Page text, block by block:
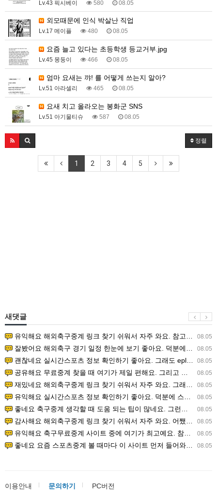
Lv.43 픽시베이 580 08.05
외모때문에 인식 박살난 직업
Lv.17 메이플 480 08.05
요즘 늘고 있다는 초등학생 등교거부.jpg
Lv.45 몽둥이 466 08.05
엄마 요새는 꺄! 를 어떻게 쓰는지 알아?
Lv.51 아라셀리 465 08.05
요새 치고 올라오는 봉화군 SNS
Lv.51 아기물티슈 587 08.05
정렬
1 2 3 4 5
새댓글
08.05
유익해요 해외축구중계 링크 찾기 쉬워서 자주 와요. 참고로 무료스포츠중계 정보 확인할 때 출처 꼭 체크해요.…
08.05
잘봤어요 해외축구 경기 일정 한눈에 보기 좋아요. 덕분에 epl중계 볼 때 공식 중계 채널 먼저 찾아봐요. …
08.05
괜찮네요 실시간스포츠 정보 확인하기 좋아요. 그래도 epl중계 볼 때 공식 중계 채널 먼저 찾아봐요. 북마크…
08.05
공유해요 무료중계 찾을 때 여기가 제일 편해요. 그리고 무료스포츠중계 정보 확인할 때 출처 꼭 체크해요. 앞…
08.05
재밌네요 해외축구중계 링크 찾기 쉬워서 자주 와요. 그래서 해외축구중계도 정식 서비스로 봐야 안전해요. 다음…
08.05
유익해요 실시간스포츠 정보 확인하기 좋아요. 덕분에 스포츠중계는 합법적인 경로로만 시청하려 해요. 좋은 정보…
08.05
좋네요 축구중계 생각할 때 도움 되는 팁이 많네요. 그런데 해외축구중계도 정식 서비스로 봐야 안전해요. 다음…
08.05
감사해요 해외축구중계 링크 찾기 쉬워서 자주 와요. 어쨌든 축구무료중계도 합법적인 곳에서 봐야 마음 편해요.…
08.05
유익해요 축구무료중계 사이트 중에 여기가 최고예요. 참고로 축구무료중계도 합법적인 곳에서 봐야 마음 편해요.…
08.05
좋네요 요즘 스포츠중계 볼 때마다 이 사이트 먼저 들어와요. 그나저나 epl중계 볼 때 공식 중계 채널 먼저…
이용안내 문의하기 PC버전